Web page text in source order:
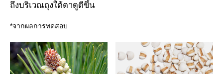
ถึงบริเวณถุงใต้ตาดูดีขึ้น
*จากผลการทดสอบ